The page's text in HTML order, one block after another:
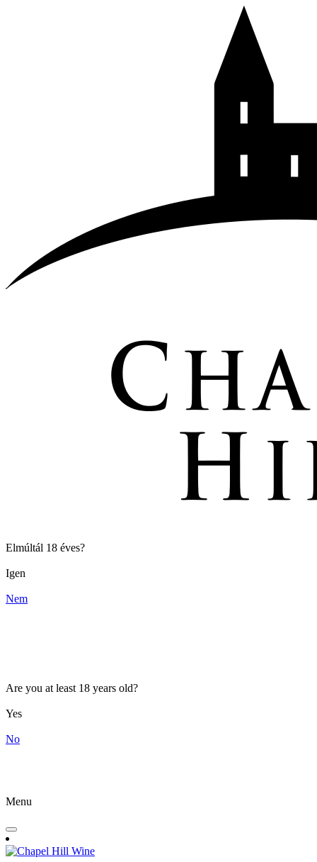
Elmúltál 18 éves?
Igen
Nem
Are you at least 18 years old?
Yes
No
Menu